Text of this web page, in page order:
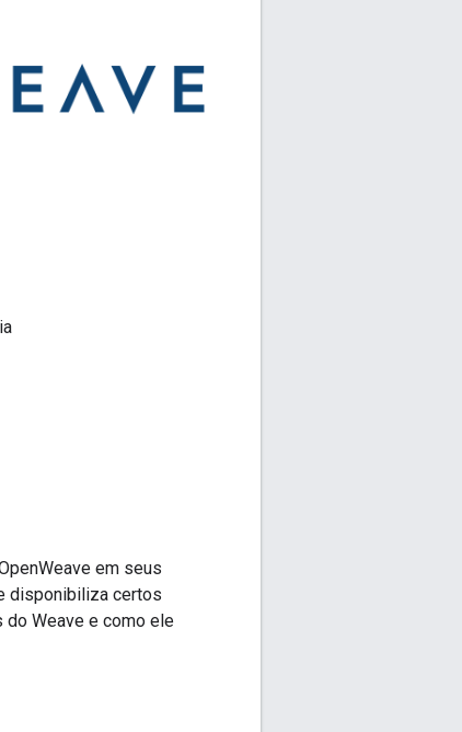
em seus
disponibiliza certos
Weave e como ele